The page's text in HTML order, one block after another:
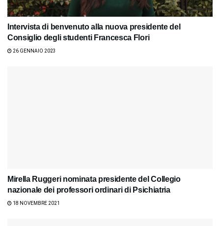
Intervista di benvenuto alla nuova presidente del
Consiglio degli studenti Francesca Flori
26 GENNAIO 2023
Mirella Ruggeri nominata presidente del Collegio
nazionale dei professori ordinari di Psichiatria
18 NOVEMBRE 2021